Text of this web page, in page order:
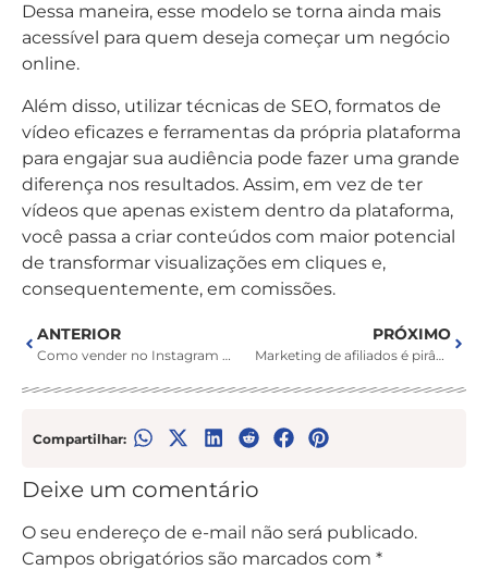
Dessa maneira, esse modelo se torna ainda mais
acessível para quem deseja começar um negócio
online.
Além disso, utilizar técnicas de SEO, formatos de
vídeo eficazes e ferramentas da própria plataforma
para engajar sua audiência pode fazer uma grande
diferença nos resultados. Assim, em vez de ter
vídeos que apenas existem dentro da plataforma,
você passa a criar conteúdos com maior potencial
de transformar visualizações em cliques e,
consequentemente, em comissões.
ANTERIOR
Como vender no Instagram como afiliado e construir um perfil lucrativo
PRÓXIMO
Marketing de afiliados é pirâmide? A verdade por trás do negócio digital
Compartilhar:
Deixe um comentário
O seu endereço de e-mail não será publicado.
Campos obrigatórios são marcados com *